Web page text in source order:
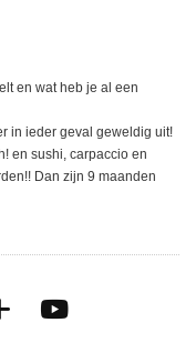
en wat heb je al een
in ieder geval geweldig uit!
en sushi, carpaccio en
Dan zijn 9 maanden